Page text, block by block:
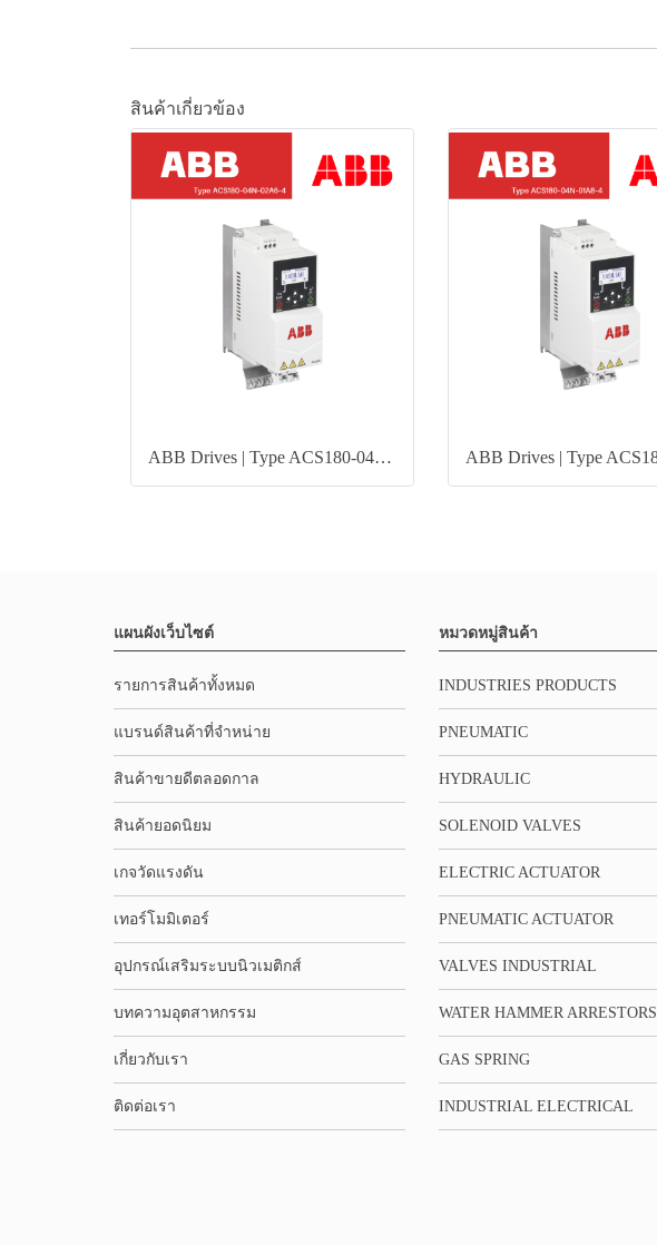
สินค้าเกี่ยวข้อง
ABB Drives | Type ACS180-04N-02A6-4
แผนผังเว็บไซต์
รายการสินค้าทั้งหมด
แบรนด์สินค้าที่จำหน่าย
สินค้าขายดีตลอดกาล
สินค้ายอดนิยม
เกจวัดแรงดัน
เทอร์โมมิเตอร์
อุปกรณ์เสริมระบบนิวเมติกส์
บทความอุตสาหกรรม
เกี่ยวกับเรา
ติดต่อเรา
หมวดหมู่สินค้า
INDUSTRIES PRODUCTS
PNEUMATIC
HYDRAULIC
SOLENOID VALVES
ELECTRIC ACTUATOR
PNEUMATIC ACTUATOR
VALVES INDUSTRIAL
WATER HAMMER ARRESTORS
GAS SPRING
INDUSTRIAL ELECTRICAL